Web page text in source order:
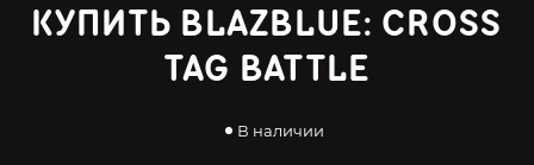
КУПИТЬ BLAZBLUE: CROSS
TAG BATTLE
В наличии